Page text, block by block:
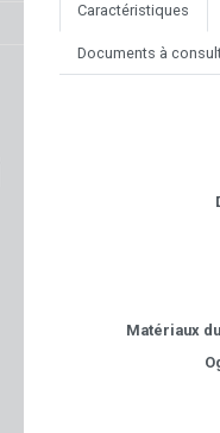
Caractéristiques
Documents à
Matériaux